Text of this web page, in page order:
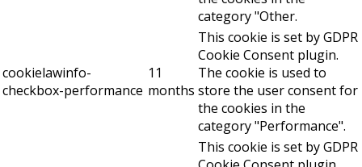
category "Other.
cookielawinfo-
checkbox-performance
11
months
This cookie is set by GDPR
Cookie Consent plugin.
The cookie is used to
store the user consent for
the cookies in the
category "Performance".
This cookie is set by GDPR